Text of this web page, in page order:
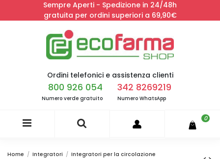
Sempre Aperti - Spedizione in 24/48h
gratuita per ordini superiori a 69,90€
Ordini telefonici e assistenza clienti
800 926 054
Numero verde gratuito
342 8269219
Numero WhatsApp
0
Home Integratori
Integratori per la circolazione